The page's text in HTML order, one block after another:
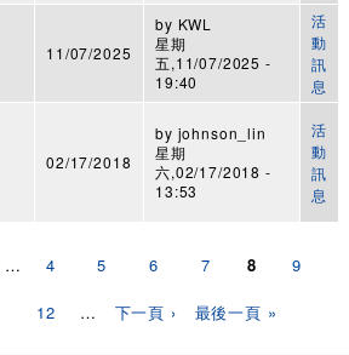
11/07/2025
by KWL
星期
五,11/07/2025 -
19:40
活
動
訊
息
02/17/2018
by johnson_lin
星期
六,02/17/2018 -
13:53
活
動
訊
息
… 4 5 6 7 8 9
12 … 下一頁 › 最後一頁 »